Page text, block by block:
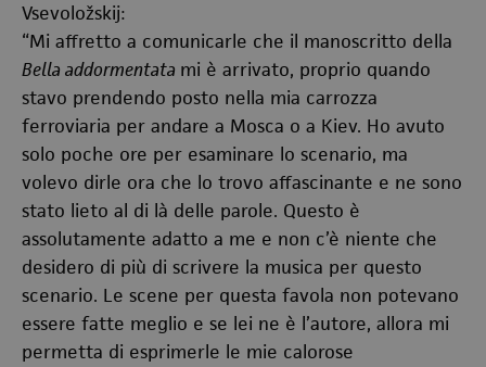
Vsevoložskij:
“Mi affretto a comunicarle che il manoscritto della
Bella addormentata mi è arrivato, proprio quando
stavo prendendo posto nella mia carrozza
ferroviaria per andare a Mosca o a Kiev. Ho avuto
solo poche ore per esaminare lo scenario, ma
volevo dirle ora che lo trovo affascinante e ne sono
stato lieto al di là delle parole. Questo è
assolutamente adatto a me e non c’è niente che
desidero di più di scrivere la musica per questo
scenario. Le scene per questa favola non potevano
essere fatte meglio e se lei ne è l’autore, allora mi
permetta di esprimerle le mie calorose